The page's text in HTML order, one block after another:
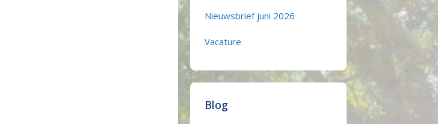
Nieuwsbrief juni 2026
Vacature
Blog